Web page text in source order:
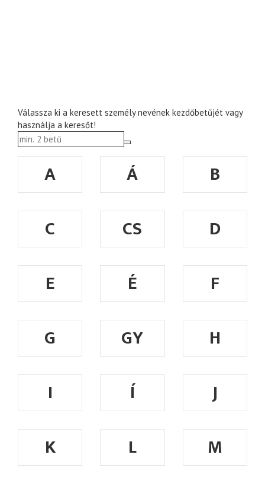
Válassza ki a keresett személy nevének kezdőbetűjét vagy
használja a keresőt!
A Á
B
C
CS
D
E
É
F
G
GY
H
I
Í
J
K
L M